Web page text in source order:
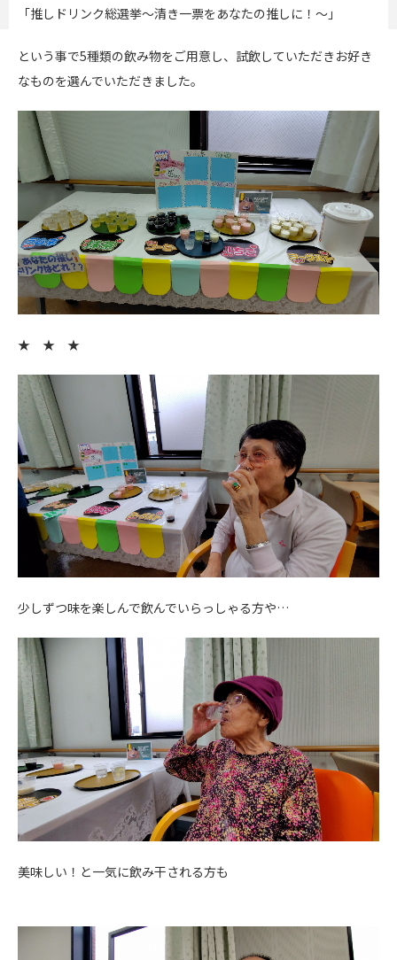
「推しドリンク総選挙～清き一票をあなたの推しに！～」
という事で5種類の飲み物をご用意し、試飲していただきお好き
なものを選んでいただきました。
★ ★ ★
少しずつ味を楽しんで飲んでいらっしゃる方や…
美味しい！と一気に飲み干される方も